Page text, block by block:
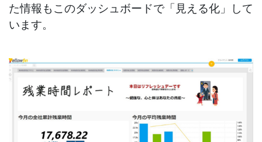
た情報もこのダッシュボードで「見える化」して
います。